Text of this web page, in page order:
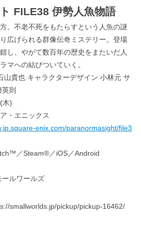
FILE38 伊勢人魚物語
。不老不死をもたらすという人魚の謎
広げられる群像伝奇ミステリー。登場
し、やがて数百年の歴史をまたいだ人
マへの結びついていく。
山貴也 キャラクターデザイン 小林元 サ
則
木)
・エニックス
enix.com/paranormasight/file3
／Steam®／iOS／Android
ールワールズ
smallworlds.jp/pickup/pickup-16462/